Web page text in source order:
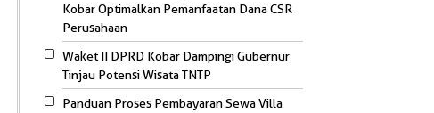
Kobar Optimalkan Pemanfaatan Dana CSR
Perusahaan
Waket II DPRD Kobar Dampingi Gubernur
Tinjau Potensi Wisata TNTP
Panduan Proses Pembayaran Sewa Villa